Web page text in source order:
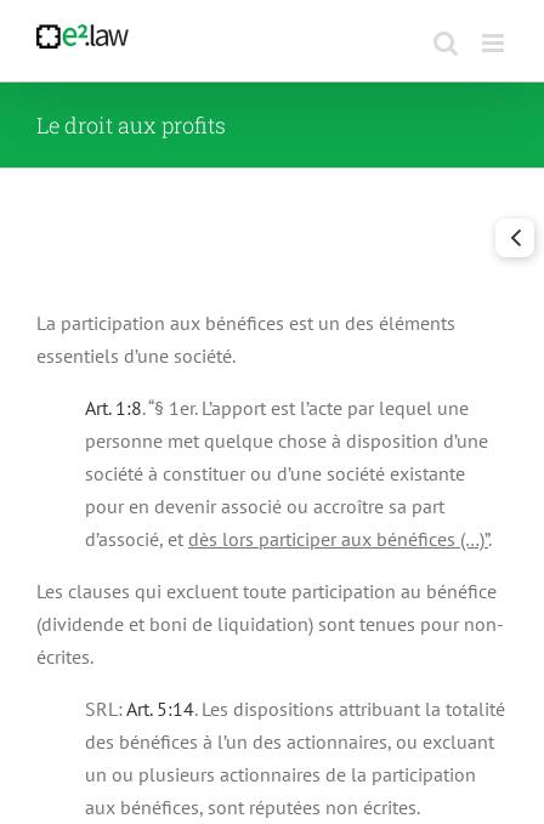
contenu
Le droit aux profits
La participation aux bénéfices est un des éléments
essentiels d’une société.
Art. 1:8. “§ 1er. L’apport est l’acte par lequel une
personne met quelque chose à disposition d’une
société à constituer ou d’une société existante
pour en devenir associé ou accroître sa part
d’associé, et dès lors participer aux bénéfices (…)”.
Les clauses qui excluent toute participation au bénéfice
(dividende et boni de liquidation) sont tenues pour non-
écrites.
SRL: Art. 5:14. Les dispositions attribuant la totalité
des bénéfices à l’un des actionnaires, ou excluant
un ou plusieurs actionnaires de la participation
aux bénéfices, sont réputées non écrites.